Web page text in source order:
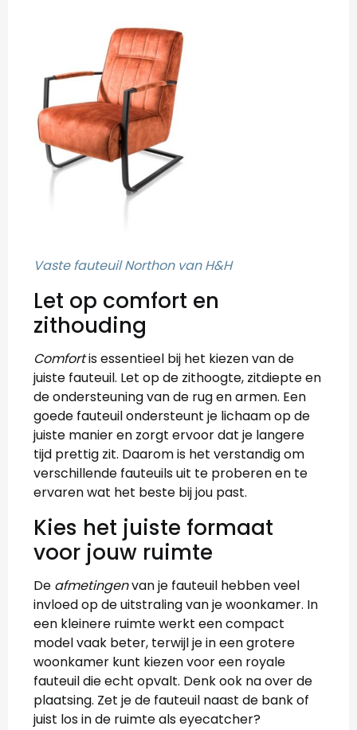
Vaste fauteuil Northon van H&H
Let op comfort en
zithouding
Comfortis essentieel bij het kiezen van de
juiste fauteuil. Let op de zithoogte, zitdiepte en
de ondersteuning van de rug en armen. Een
goede fauteuil ondersteunt je lichaam op de
juiste manier en zorgt ervoor dat je langere
tijd prettig zit. Daarom is het verstandig om
verschillende fauteuils uit te proberen en te
ervaren wat het beste bij jou past.
Kies het juiste formaat
voor jouw ruimte
De afmetingenvan je fauteuil hebben veel
invloed op de uitstraling van je woonkamer. In
een kleinere ruimte werkt een compact
model vaak beter, terwijl je in een grotere
woonkamer kunt kiezen voor een royale
fauteuil die echt opvalt. Denk ook na over de
plaatsing. Zet je de fauteuil naast de bank of
juist los in de ruimte als eyecatcher?